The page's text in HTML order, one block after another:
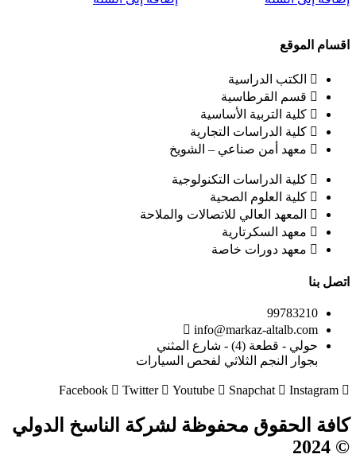
اقسام الموقع
الكتب الدراسية
قسم القرطاسية
كلية التربية الأساسية
كلية الدراسات التجارية
معهد أمن صناعي – الشويخ
كلية الدراسات التكنولوجية
كلية العلوم الصحية
المعهد العالي للاتصالات والملاحة
معهد السكرتارية
معهد دورات خاصة
اتصل بنا
99783210
info@markaz-altalb.com
حولي - قطعة (4) - شارع المثني
بجوار النجم الثلاثي لفحص السيارات
Facebook Twitter Youtube Snapchat Instagram
كافة الحقوق محفوظة لشركة الناسخ الدولي
© 2024